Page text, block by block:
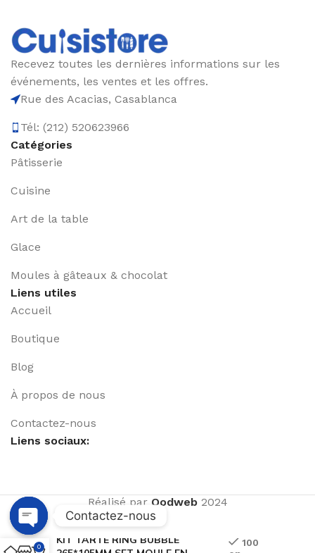
Recevez toutes les dernières informations sur les
événements, les ventes et les offres.
Rue des Acacias, Casablanca
Tél: (212) 520623966
Catégories
Pâtisserie
Cuisine
Art de la table
Glace
Moules à gâteaux & chocolat
Liens utiles
Accueil
Boutique
Blog
À propos de nous
Contactez-nous
Liens sociaux:
Réalisé par Qodweb2024
KIT TARTE RING BUBBLE
100
0
Contactez-nous
Open